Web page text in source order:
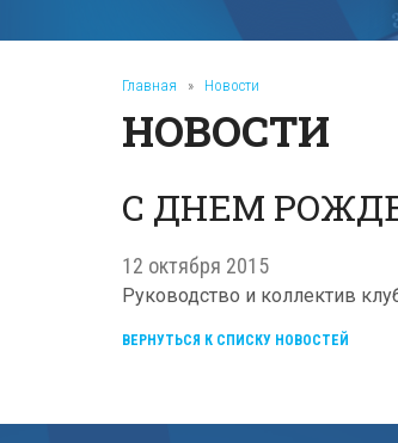
Главная » Новости
НОВОСТИ
С ДНЕМ
12 октября 2015
Руководство и коллектив
ВЕРНУТЬСЯ К СПИСКУ НОВОСТЕЙ